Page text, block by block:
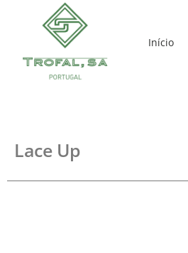
Início
Lace Up